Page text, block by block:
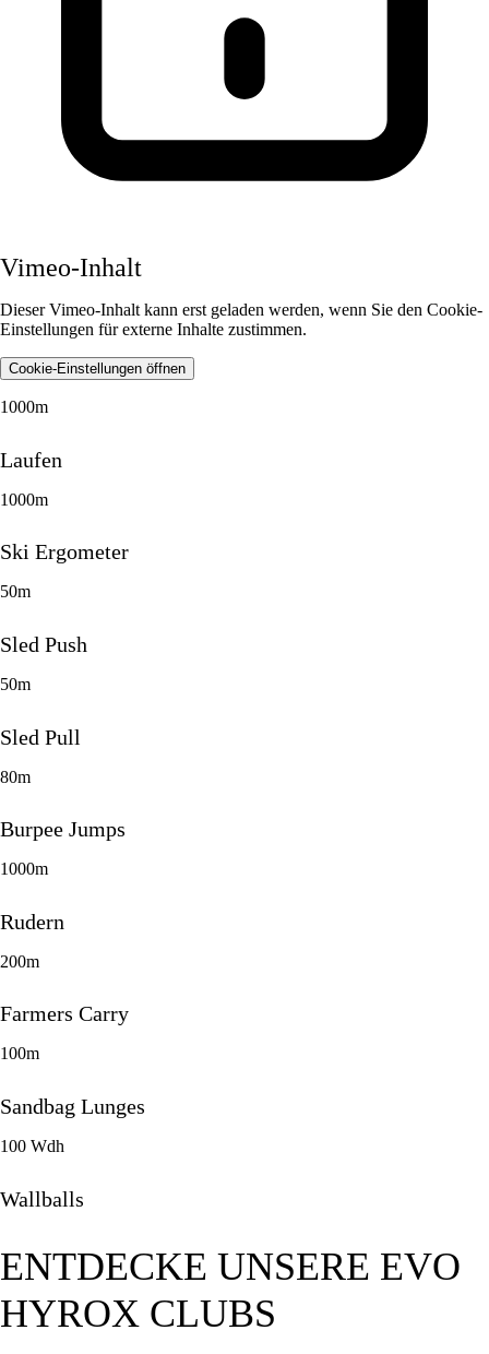
Vimeo-Inhalt
Dieser Vimeo-Inhalt kann erst geladen werden, wenn Sie den Cookie-
Einstellungen für externe Inhalte zustimmen.
Cookie-Einstellungen öffnen
1000m
Laufen
1000m
Ski Ergometer
50m
Sled Push
50m
Sled Pull
80m
Burpee Jumps
1000m
Rudern
200m
Farmers Carry
100m
Sandbag Lunges
100 Wdh
Wallballs
ENTDECKE UNSERE EVO
HYROX CLUBS